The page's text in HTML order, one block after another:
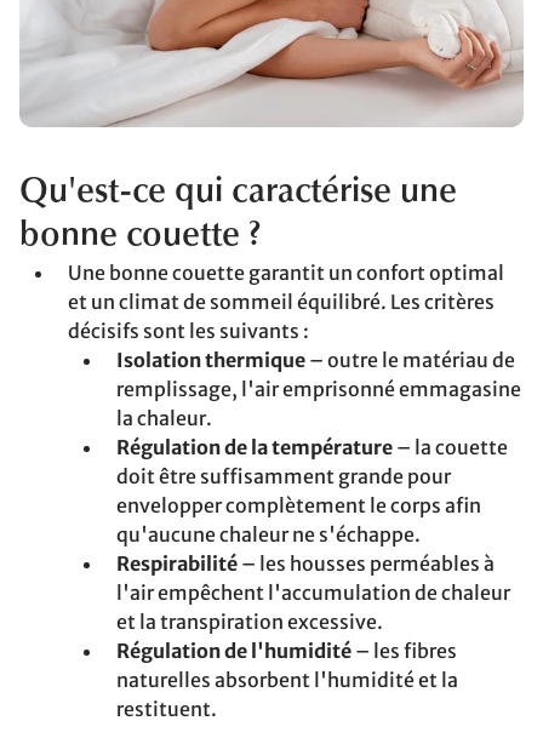
Qu'est-ce qui caractérise une
bonne couette ?
Une bonne couette garantit un confort optimal
et un climat de sommeil équilibré. Les critères
décisifs sont les suivants :
Isolation thermique – outre le matériau de
remplissage, l'air emprisonné emmagasine
la chaleur.
Régulation de la température – la couette
doit être suffisamment grande pour
envelopper complètement le corps afin
qu'aucune chaleur ne s'échappe.
Respirabilité – les housses perméables à
l'air empêchent l'accumulation de chaleur
et la transpiration excessive.
Régulation de l'humidité – les fibres
naturelles absorbent l'humidité et la
restituent.